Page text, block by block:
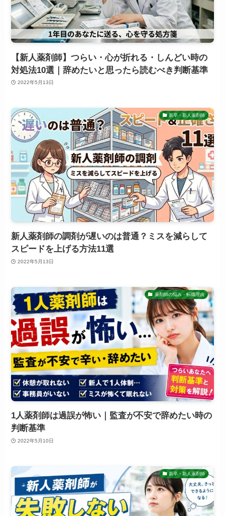
【新人薬剤師】つらい・心が折れる・しんどい時の
対処法10選｜辞めたいと思ったら読むべき判断基準
2022年5月13日
新卒・新人薬剤師
新人薬剤師の調剤が遅いのは普通？ミスを減らして
スピードを上げる方法11選
2022年5月13日
薬剤師の悩み・転職理由
1人薬剤師は過誤が怖い｜監査が不安で辞めたい時の
判断基準
2022年5月10日
新卒・新人薬剤師